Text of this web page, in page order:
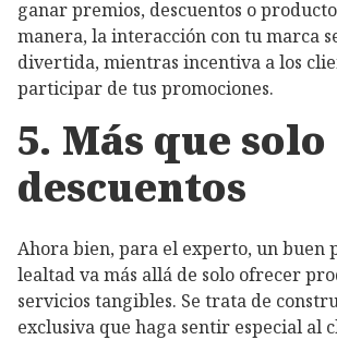
ganar premios, descuentos o
manera, la interacción con tu marca
divertida, mientras incentiva a los
participar de tus promociones.
5. Más que solo
descuentos
Ahora bien, para el experto, un buen
lealtad va más allá de solo ofrecer
servicios tangibles. Se trata de
exclusiva que haga sentir especial al